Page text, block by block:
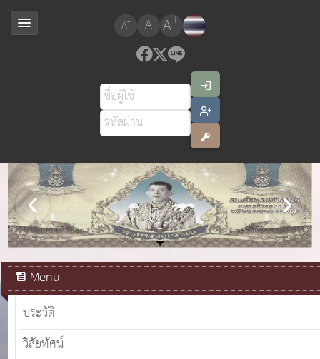
A- A A+
สมเด็จพระเจ้าอยู่หัวมหาวชิราลงกรณ บดินทรเทพยวรางกูร
Menu
ประวัติ
วิสัยทัศน์